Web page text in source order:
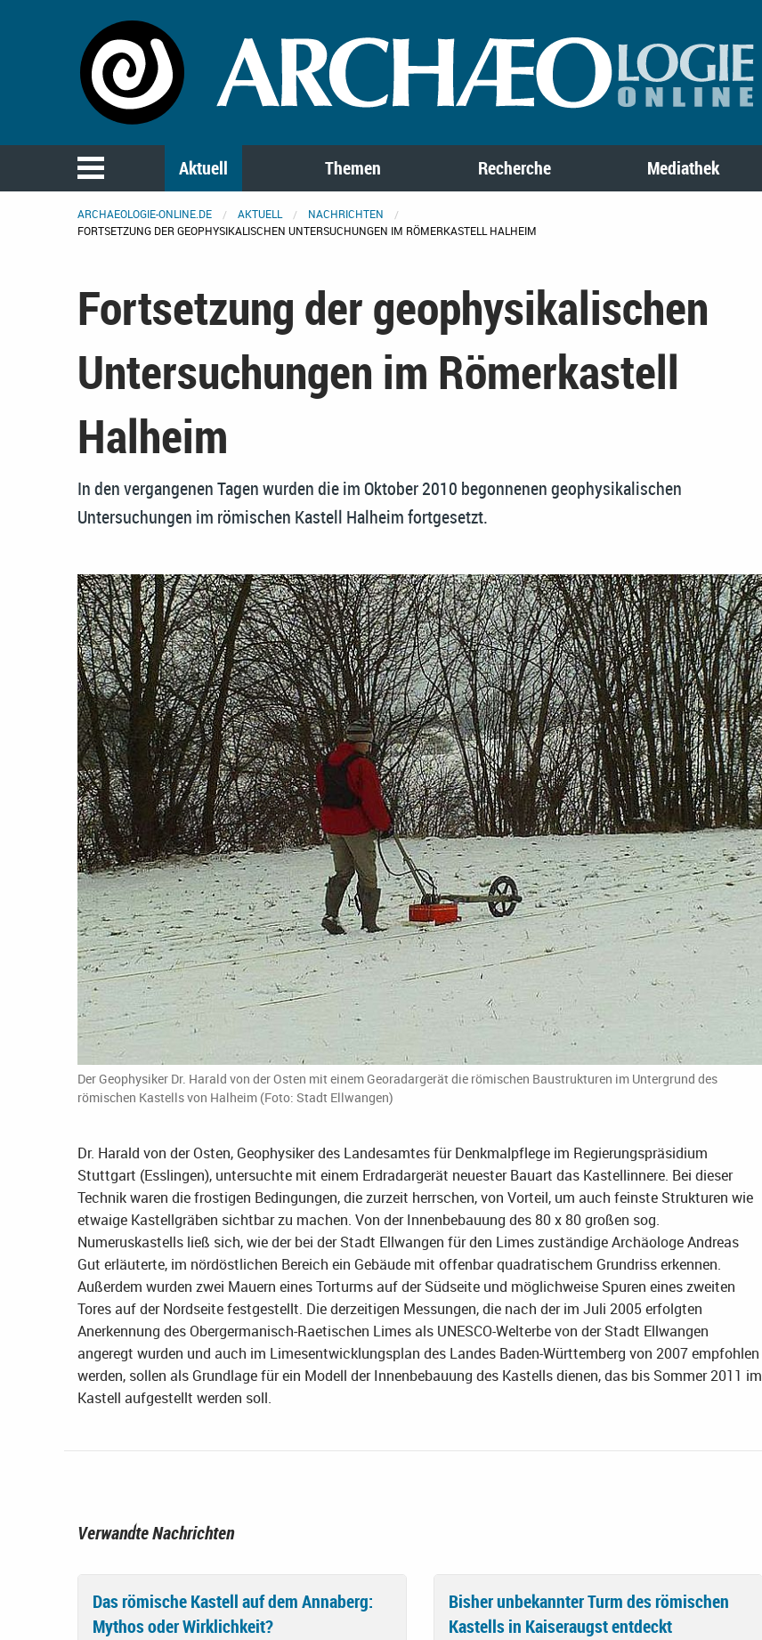
Aktuell Themen Recherche Mediathek
ARCHAEOLOGIE-ONLINE.DE AKTUELL
NACHRICHTEN
FORTSETZUNG DER GEOPHYSIKALISCHEN UNTERSUCHUNGEN IM RÖMERKASTELL HALHEIM
Fortsetzung der geophysikalischen
Untersuchungen im Römerkastell
Halheim
In den vergangenen Tagen wurden die im Oktober 2010 begonnenen geophysikalischen
Untersuchungen im römischen Kastell Halheim fortgesetzt.
Der Geophysiker Dr. Harald von der Osten mit einem Georadargerät die römischen Baustrukturen im Untergrund des
römischen Kastells von Halheim (Foto: Stadt Ellwangen)
Dr. Harald von der Osten, Geophysiker des Landesamtes für Denkmalpflege im Regierungspräsidium
Stuttgart (Esslingen), untersuchte mit einem Erdradargerät neuester Bauart das Kastellinnere. Bei dieser
Technik waren die frostigen Bedingungen, die zurzeit herrschen, von Vorteil, um auch feinste Strukturen wie
etwaige Kastellgräben sichtbar zu machen. Von der Innenbebauung des 80 x 80 großen sog.
Numeruskastells ließ sich, wie der bei der Stadt Ellwangen für den Limes zuständige Archäologe Andreas
Gut erläuterte, im nördöstlichen Bereich ein Gebäude mit offenbar quadratischem Grundriss erkennen.
Außerdem wurden zwei Mauern eines Torturms auf der Südseite und möglichweise Spuren eines zweiten
Tores auf der Nordseite festgestellt. Die derzeitigen Messungen, die nach der im Juli 2005 erfolgten
Anerkennung des Obergermanisch-Raetischen Limes als UNESCO-Welterbe von der Stadt Ellwangen
angeregt wurden und auch im Limesentwicklungsplan des Landes Baden-Württemberg von 2007 empfohlen
werden, sollen als Grundlage für ein Modell der Innenbebauung des Kastells dienen, das bis Sommer 2011 im
Kastell aufgestellt werden soll.
Verwandte Nachrichten
Das römische Kastell auf dem Annaberg:
Mythos oder Wirklichkeit?
Bisher unbekannter Turm des römischen
Kastells in Kaiseraugst entdeckt